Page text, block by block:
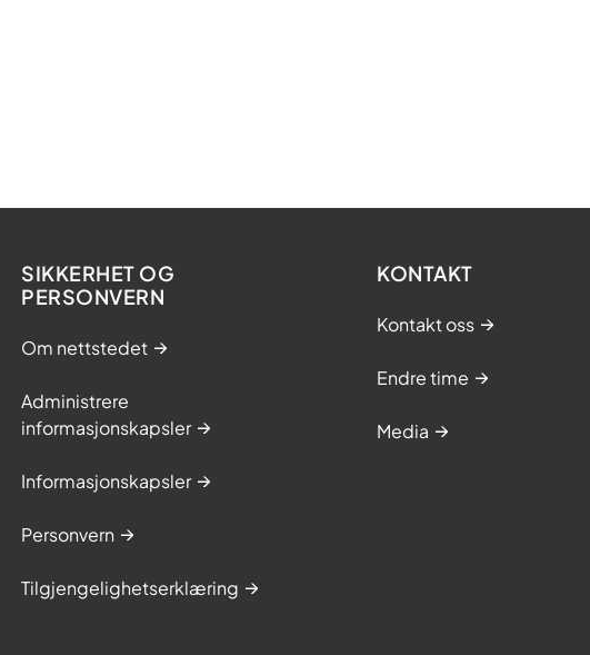
SIKKERHET OG
PERSONVERN
Om nettstedet
Administrere
informasjonskapsler
Informasjonskapsler
Personvern
Tilgjengelighetserklæring
KONTAKT
Kontakt oss
Endre time
Media